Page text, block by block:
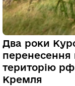
Два роки
перенесення
територію
Кремля